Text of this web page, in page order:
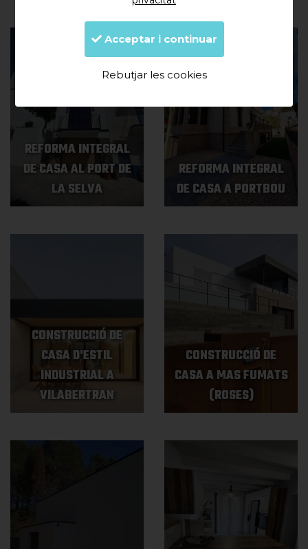
REFORMA INTEGRAL
DE CASA AL PORT DE
LA SELVA
REFORMA INTEGRAL
DE CASA A PORTBOU
CONSTRUCCIÓ DE
CASA D'ESTIL
INDUSTRIAL A
VILABERTRAN
CONSTRUCCIÓ DE
CASA A MAS FUMATS
(ROSES)
Acceptar i continuar
Rebutjar les cookies